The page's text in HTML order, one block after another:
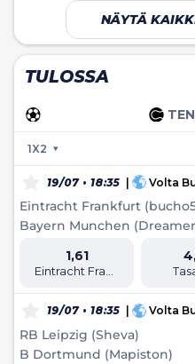
NÄYTÄ
TULOSSA
1X2
19/07 • 18:35 | Volta
Eintracht Frankfurt
Bayern Munchen
Eintracht Frankfurt (bucho55)
1,61
19/07 • 18:35 Volta
RB Leipzig (Sheva)
B Dortmund (Mapiston)